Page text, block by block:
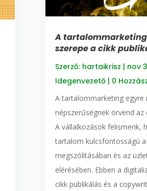
A
szerepe a cikk
Szerző: hartaikrisz | nov
Idegenvezető| 0
A tartalommarketing egyre
népszerűségnek örvend az
A vállalkozások felismerik,
tartalom kulcsfontosságú
megszólításában és az
elérésében. Ebben a
cikk publikálás és a